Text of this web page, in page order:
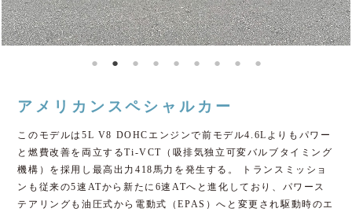
アメリカンスペシャルカー
このモデルは5L V8 DOHCエンジンで前モデル4.6Lよりもパワー
と燃費改善を両立するTi-VCT（吸排気独立可変バルブタイミング
機構）を採用し最高出力418馬力を発生する。 トランスミッショ
ンも従来の5速ATから新たに6速ATへと進化しており、パワース
テアリングも油圧式から電動式（EPAS）へと変更され駆動時のエ